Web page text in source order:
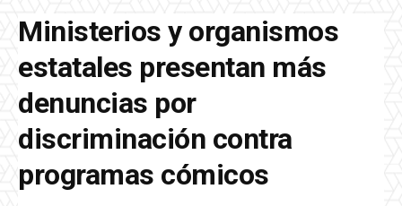
Ministerios y organismos
estatales presentan más
denuncias por
discriminación contra
programas cómicos